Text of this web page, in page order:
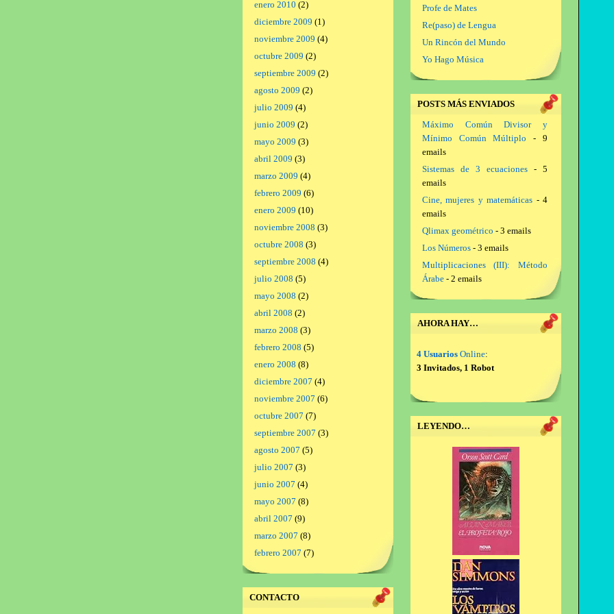
enero 2010 (2)
diciembre 2009 (1)
noviembre 2009 (4)
octubre 2009 (2)
septiembre 2009 (2)
agosto 2009 (2)
julio 2009 (4)
junio 2009 (2)
mayo 2009 (3)
abril 2009 (3)
marzo 2009 (4)
febrero 2009 (6)
enero 2009 (10)
noviembre 2008 (3)
octubre 2008 (3)
septiembre 2008 (4)
julio 2008 (5)
mayo 2008 (2)
abril 2008 (2)
marzo 2008 (3)
febrero 2008 (5)
enero 2008 (8)
diciembre 2007 (4)
noviembre 2007 (6)
octubre 2007 (7)
septiembre 2007 (3)
agosto 2007 (5)
julio 2007 (3)
junio 2007 (4)
mayo 2007 (8)
abril 2007 (9)
marzo 2007 (8)
febrero 2007 (7)
CONTACTO
Profe de Mates
Re(paso) de Lengua
Un Rincón del Mundo
Yo Hago Música
POSTS MÁS ENVIADOS
Máximo Común Divisor y
Mínimo Común Múltiplo - 9
emails
Sistemas de 3 ecuaciones- 5
emails
Cine, mujeres y matemáticas - 4
emails
Qlimax geométrico - 3 emails
Los Números- 3 emails
Multiplicaciones (III): Método
Árabe- 2 emails
AHORA HAY…
4 Usuarios Online:
3 Invitados, 1 Robot
LEYENDO…